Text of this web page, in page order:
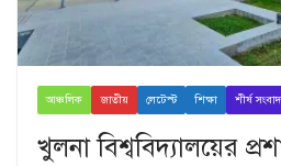
আঞ্চলিক জাতীয় লেটেস্ট শিক্ষা শীর্ষ সংবাদ
খুলনা বিশ্ববিদ্যালয়ের